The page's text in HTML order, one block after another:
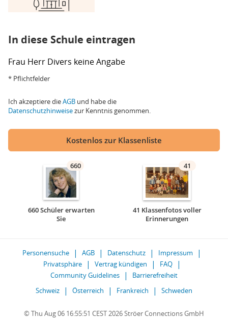
In diese Schule eintragen
Frau Herr Divers keine Angabe
* Pflichtfelder
Ich akzeptiere dieAGB und habe die
Datenschutzhinweisezur Kenntnis genommen.
Kostenlos zur Klassenliste
660
660 Schüler erwarten
Sie
41
41 Klassenfotos voller
Erinnerungen
Personensuche AGB Datenschutz
Impressum
Privatsphäre
Vertrag kündigen
FAQ
Community Guidelines
Barrierefreiheit
Schweiz
Österreich Frankreich Schweden
© Thu Aug 06 16:55:51 CEST 2026 Ströer Connections GmbH